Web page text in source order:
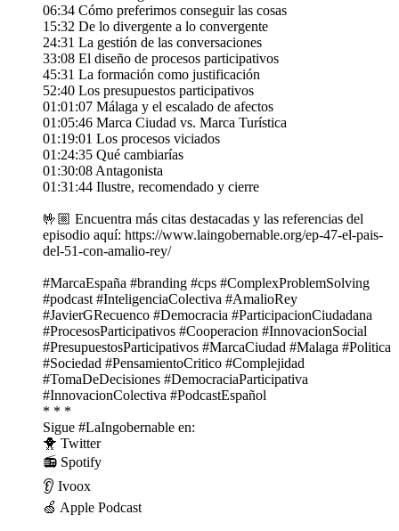
06:34 Cómo preferimos conseguir las cosas
15:32 De lo divergente a lo convergente
24:31 La gestión de las conversaciones
33:08 El diseño de procesos participativos
45:31 La formación como justificación
52:40 Los presupuestos participativos
01:01:07 Málaga y el escalado de afectos
01:05:46 Marca Ciudad vs. Marca Turística
01:19:01 Los procesos viciados
01:24:35 Qué cambiarías
01:30:08 Antagonista
01:31:44 Ilustre, recomendado y cierre
🤟🏼 Encuentra más citas destacadas y las referencias del
episodio aquí: https://www.laingobernable.org/ep-47-el-pais-
del-51-con-amalio-rey/
#MarcaEspaña #branding #cps #ComplexProblemSolving
#podcast #InteligenciaColectiva #AmalioRey
#JavierGRecuenco #Democracia #ParticipacionCiudadana
#ProcesosParticipativos #Cooperacion #InnovacionSocial
#PresupuestosParticipativos #MarcaCiudad #Malaga #Politica
#Sociedad #PensamientoCritico #Complejidad
#TomaDeDecisiones #DemocraciaParticipativa
#InnovacionColectiva #PodcastEspañol
* * *
Sigue #LaIngobernable en:
🐥 ⁠⁠⁠⁠⁠⁠⁠⁠Twitter⁠⁠⁠⁠⁠⁠⁠⁠
📻 ⁠⁠⁠⁠⁠⁠⁠⁠Spotify⁠⁠⁠⁠⁠⁠⁠⁠
👂 ⁠⁠⁠⁠⁠⁠⁠⁠Ivoox⁠⁠⁠⁠⁠⁠⁠⁠
🍏 ⁠⁠⁠⁠⁠⁠⁠⁠Apple Podcast⁠⁠⁠⁠⁠⁠⁠⁠